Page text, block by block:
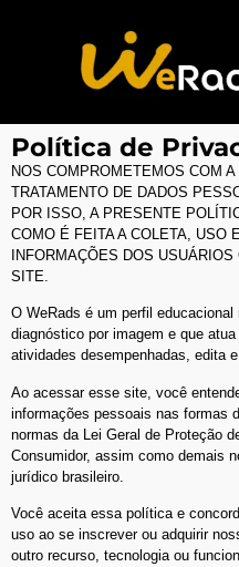
Política de
NOS COMPROMETEMOS COM
TRATAMENTO DE DADOS
POR ISSO, A PRESENTE
COMO É FEITA A COLETA, USO
INFORMAÇÕES DOS
SITE.
O WeRads é um perfil
diagnóstico por imagem e que
atividades desempenhadas, edita
Ao acessar esse site, você
informações pessoais nas formas
normas da Lei Geral de Proteção
Consumidor, assim como demais
jurídico brasileiro.
Você aceita essa política e
uso ao se inscrever ou adquirir
outro recurso, tecnologia ou